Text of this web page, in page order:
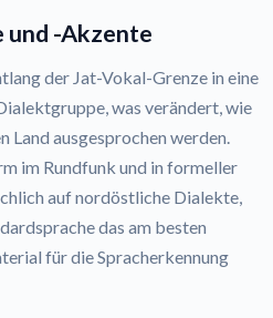
und -Akzente
der Jat-Vokal-Grenze in eine
was verändert, wie
Land ausgesprochen werden.
im Rundfunk und in formeller
auf nordöstliche Dialekte,
das am besten
für die Spracherkennung